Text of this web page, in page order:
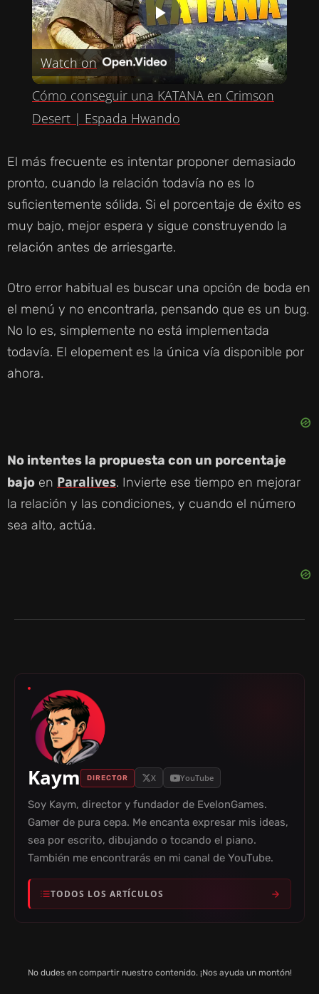
P
L
A
Y
V
I
D
E
Watch on
Cómo conseguir una KATANA en Crimson
Desert | Espada Hwando
El más frecuente es intentar proponer demasiado
pronto, cuando la relación todavía no es lo
suficientemente sólida. Si el porcentaje de éxito es
muy bajo, mejor espera y sigue construyendo la
relación antes de arriesgarte.
Otro error habitual es buscar una opción de boda en
el menú y no encontrarla, pensando que es un bug.
No lo es, simplemente no está implementada
todavía. El elopement es la única vía disponible por
ahora.
No intentes la propuesta con un porcentaje
bajo en Paralives. Invierte ese tiempo en mejorar
la relación y las condiciones, y cuando el número
sea alto, actúa.
Kaym DIRECTOR X YouTube
Soy Kaym, director y fundador de EvelonGames.
Gamer de pura cepa. Me encanta expresar mis ideas,
sea por escrito, dibujando o tocando el piano.
También me encontrarás en mi canal de YouTube.
TODOS LOS ARTÍCULOS
No dudes en compartir nuestro contenido. ¡Nos ayuda un montón!